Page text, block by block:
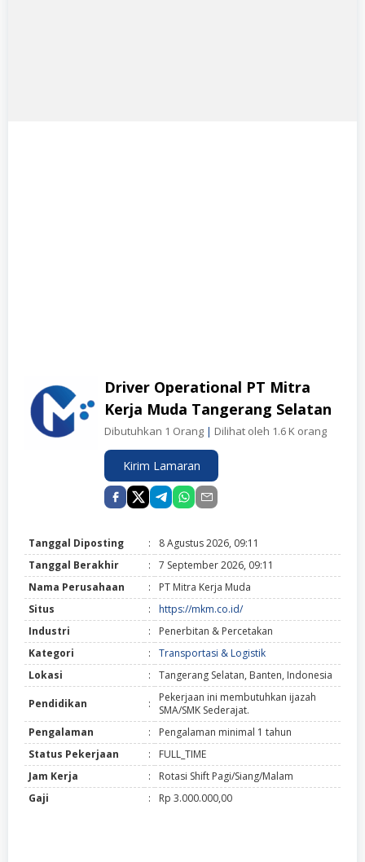
Driver Operational PT Mitra
Kerja Muda Tangerang Selatan
Dibutuhkan 1 Orang | Dilihat oleh 1.6 K orang
Kirim Lamaran
Tanggal Diposting :
8 Agustus 2026, 09:11
Tanggal Berakhir
:
7 September 2026, 09:11
Nama Perusahaan
:
PT Mitra Kerja Muda
Situs
:
https://mkm.co.id/
Industri
:
Penerbitan & Percetakan
Kategori
:
Transportasi & Logistik
Lokasi
: Tangerang Selatan, Banten, Indonesia
Pendidikan :
Pekerjaan ini membutuhkan ijazah
SMA/SMK Sederajat.
Pengalaman
:
Pengalaman minimal 1 tahun
Status Pekerjaan
:
FULL_TIME
Jam Kerja
:
Rotasi Shift Pagi/Siang/Malam
Gaji
: Rp 3.000.000,00